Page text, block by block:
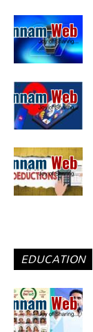
EDUCATION